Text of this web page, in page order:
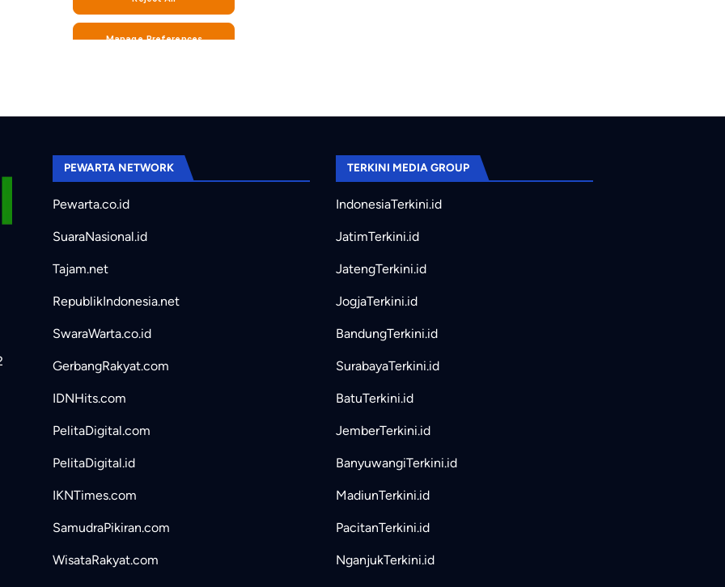
PEWARTA NETWORK
Pewarta.co.id
SuaraNasional.id
Tajam.net
RepublikIndonesia.net
SwaraWarta.co.id
GerbangRakyat.com
IDNHits.com
PelitaDigital.com
PelitaDigital.id
IKNTimes.com
SamudraPikiran.com
WisataRakyat.com
TERKINI MEDIA GROUP
IndonesiaTerkini.id
JatimTerkini.id
JatengTerkini.id
JogjaTerkini.id
BandungTerkini.id
SurabayaTerkini.id
BatuTerkini.id
JemberTerkini.id
BanyuwangiTerkini.id
MadiunTerkini.id
PacitanTerkini.id
NganjukTerkini.id